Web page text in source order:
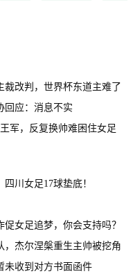
裁改判，世界杯东道主难了
回应：消息不实
军，反复换帅难困住女足
川女足17球垫底！
女足追梦，你会支持吗？
，杰尔涅槃重生主帅被挖角
未收到对方书面函件